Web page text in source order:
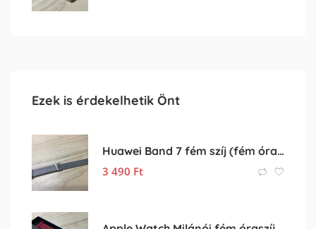
Ezek is érdekelhetik Önt
Huawei Band 7 fém szíj (fém óraszíj, rozsdamentes acél szíj)
3 490 Ft